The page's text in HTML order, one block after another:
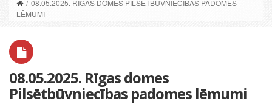
/ 08.05.2025. RĪGAS DOMES PILSĒTBŪVNIECĪBAS PADOMES
LĒMUMI
08.05.2025. Rīgas domes
Pilsētbūvniecības padomes lēmumi